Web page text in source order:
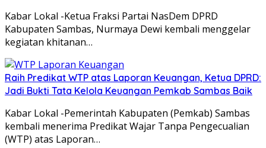
Kabar Lokal -Ketua Fraksi Partai NasDem DPRD
Kabupaten Sambas, Nurmaya Dewi kembali menggelar
kegiatan khitanan…
Raih Predikat WTP atas Laporan Keuangan, Ketua DPRD:
Jadi Bukti Tata Kelola Keuangan Pemkab Sambas Baik
Kabar Lokal -Pemerintah Kabupaten (Pemkab) Sambas
kembali menerima Predikat Wajar Tanpa Pengecualian
(WTP) atas Laporan…